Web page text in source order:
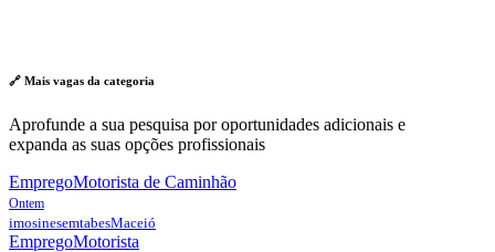
🔗 Mais vagas da categoria
Aprofunde a sua pesquisa por oportunidades adicionais e
expanda as suas opções profissionais
EmpregoMotorista de Caminhão
Ontem
imosinesemtabesMaceió
EmpregoMotorista